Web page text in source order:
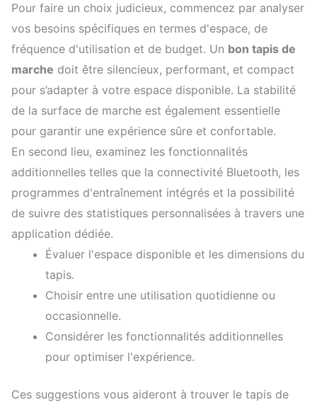
Pour faire un choix judicieux, commencez par analyser
vos besoins spécifiques en termes d'espace, de
fréquence d'utilisation et de budget. Un bon tapis de
marche doit être silencieux, performant, et compact
pour s’adapter à votre espace disponible. La stabilité
de la surface de marche est également essentielle
pour garantir une expérience sûre et confortable.
En second lieu, examinez les fonctionnalités
additionnelles telles que la connectivité Bluetooth, les
programmes d'entraînement intégrés et la possibilité
de suivre des statistiques personnalisées à travers une
application dédiée.
Évaluer l'espace disponible et les dimensions du
tapis.
Choisir entre une utilisation quotidienne ou
occasionnelle.
Considérer les fonctionnalités additionnelles
pour optimiser l'expérience.
Ces suggestions vous aideront à trouver le tapis de